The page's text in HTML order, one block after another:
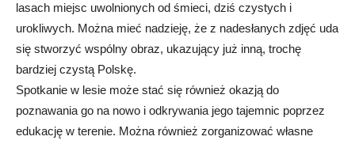
lasach miejsc uwolnionych od śmieci, dziś czystych i
urokliwych. Można mieć nadzieję, że z nadesłanych zdjęć uda
się stworzyć wspólny obraz, ukazujący już inną, trochę
bardziej czystą Polskę.
Spotkanie w lesie może stać się również okazją do
poznawania go na nowo i odkrywania jego tajemnic poprzez
edukację w terenie. Można również zorganizować własne